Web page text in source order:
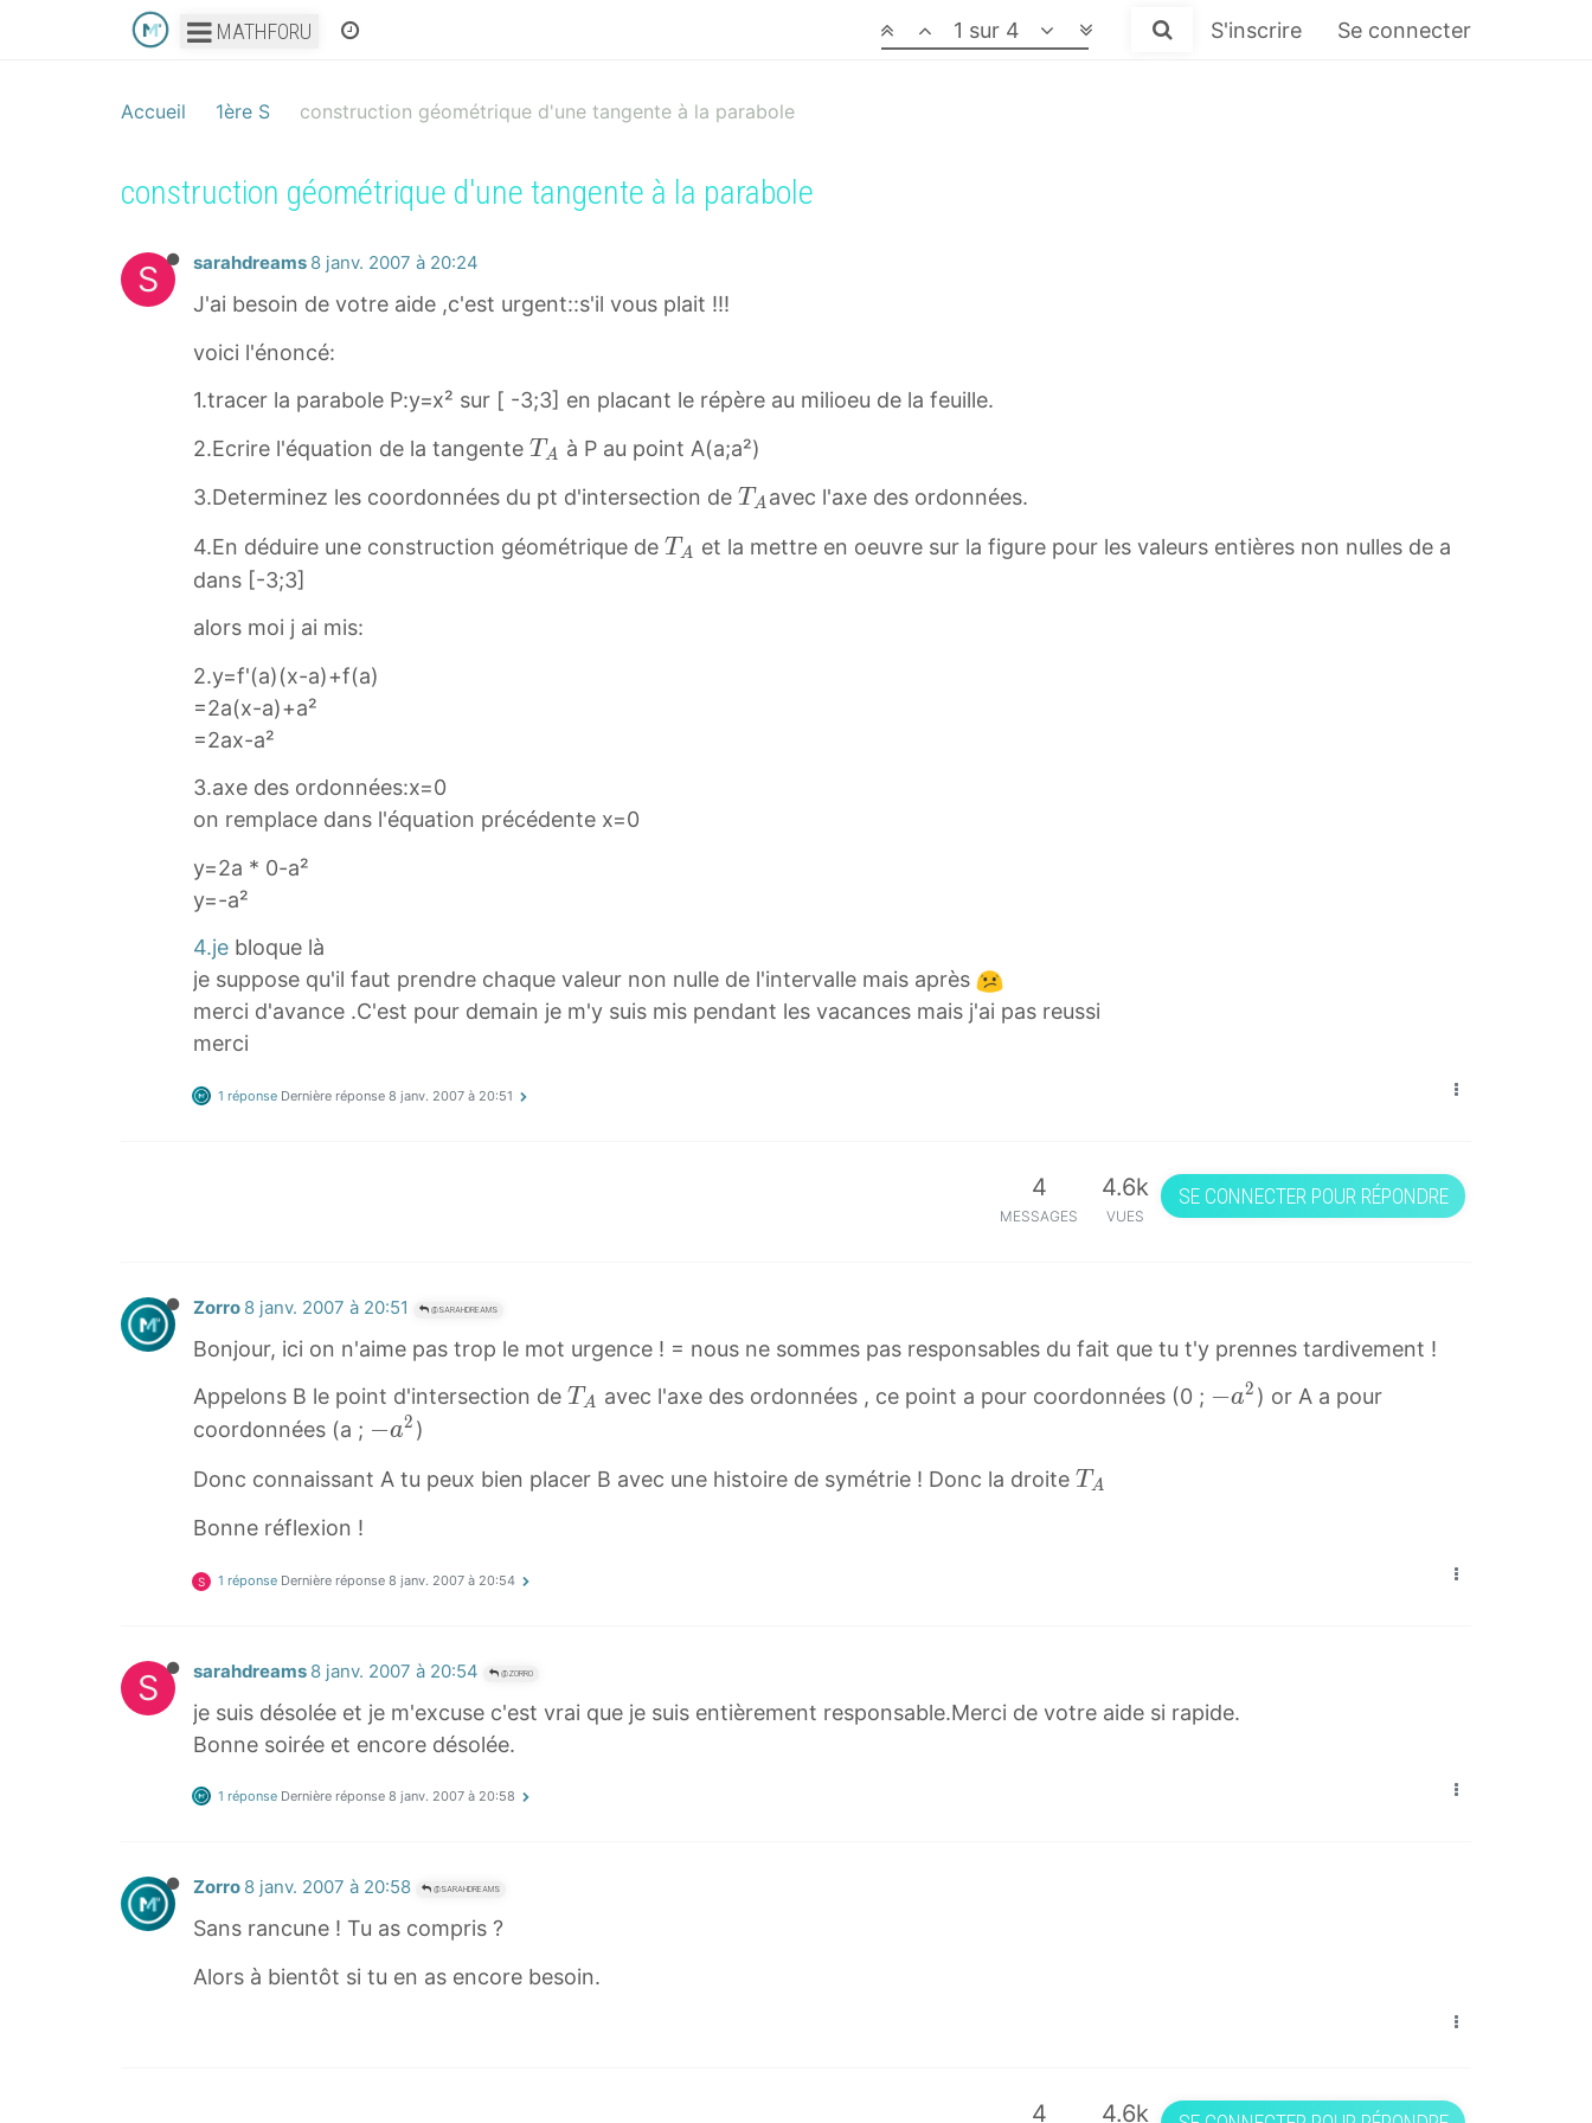
MATHFORU S'inscrire Se connecter
1 sur 4
Accueil 1ère S construction géométrique d'une tangente à la parabole
construction géométrique d'une tangente à la parabole
S sarahdreams 8 janv. 2007 à 20:24
J'ai besoin de votre aide ,c'est urgent::s'il vous plait !!!
voici l'énoncé:
1.tracer la parabole P:y=x² sur [ -3;3] en placant le répère au milioeu de la feuille.
2.Ecrire l'équation de la tangente T
T
_
T A
à P au point A(a;a²)
3.Determinez les coordonnées du pt d'intersection de T
T
T A avec l'axe des ordonnées.
4.En déduire une construction géométrique de T
T A
et la mettre en oeuvre sur la figure pour les valeurs entières non nulles de a
dans [-3;3]
alors moi j ai mis:
2.y=f'(a)(x-a)+f(a)
=2a(x-a)+a²
=2ax-a²
3.axe des ordonnées:x=0
on remplace dans l'équation précédente x=0
y=2a * 0-a²
y=-a²
4.je bloque là
je suppose qu'il faut prendre chaque valeur non nulle de l'intervalle mais après
merci d'avance .C'est pour demain je m'y suis mis pendant les vacances mais j'ai pas reussi
merci
1 réponse Dernière réponse 8 janv. 2007 à 20:51
4
MESSAGES
4.6k
VUES
SE CONNECTER POUR RÉPONDRE
Zorro 8 janv. 2007 à 20:51 @SARAHDREAMS
Bonjour, ici on n'aime pas trop le mot urgence ! = nous ne sommes pas responsables du fait que tu t'y prennes tardivement !
Appelons B le point d'intersection de T
_
T A avec l'axe des ordonnées , ce point a pour coordonnées (0 ; −
−a2 ) or A a pour
coordonnées (a ; −
2
^
−a2 )
Donc connaissant A tu peux bien placer B avec une histoire de symétrie ! Donc la droite T
T A
Bonne réflexion !
S 1 réponse Dernière réponse 8 janv. 2007 à 20:54
S sarahdreams 8 janv. 2007 à 20:54 @ZORRO
je suis désolée et je m'excuse c'est vrai que je suis entièrement responsable.Merci de votre aide si rapide.
Bonne soirée et encore désolée.
1 réponse Dernière réponse 8 janv. 2007 à 20:58
Zorro 8 janv. 2007 à 20:58 @SARAHDREAMS
Sans rancune ! Tu as compris ?
Alors à bientôt si tu en as encore besoin.
4 4.6k